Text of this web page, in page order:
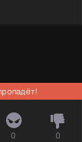
0 0